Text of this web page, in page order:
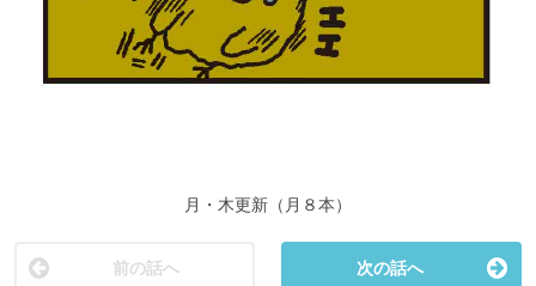
月・木更新（月８本）
前の話へ 次の話へ